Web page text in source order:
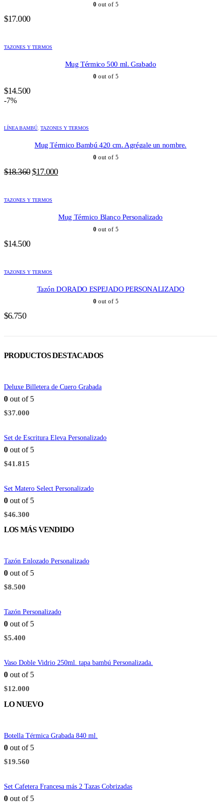
0 out of 5
$17.000
TAZONES Y TERMOS
Mug Térmico 500 ml. Grabado
0 out of 5
$14.500
-7%
LÍNEA BAMBÚ TAZONES Y TERMOS
Mug Térmico Bambú 420 cm. Agrégale un nombre.
0 out of 5
$18.360 El
era:
$18.360.
$17.000El
$17.000.
TAZONES Y TERMOS
Mug Térmico Blanco Personalizado
0 out of 5
$14.500
TAZONES Y TERMOS
Tazón DORADO ESPEJADO PERSONALIZADO
0 out of 5
$6.750
PRODUCTOS DESTACADOS
Deluxe Billetera de Cuero Grabada
0 out of 5
$37.000
Set de Escritura Eleva Personalizado
0 out of 5
$41.815
Set Matero Select Personalizado
0 out of 5
$46.300
LOS MÁS VENDIDO
Tazón Enlozado Personalizado
0 out of 5
$8.500
Tazón Personalizado
0 out of 5
$5.400
Vaso Doble Vidrio 250ml. tapa bambú Personalizada.
0 out of 5
$12.000
LO NUEVO
Botella Térmica Grabada 840 ml.
0 out of 5
$19.560
Set Cafetera Francesa más 2 Tazas Cobrizadas
0 out of 5